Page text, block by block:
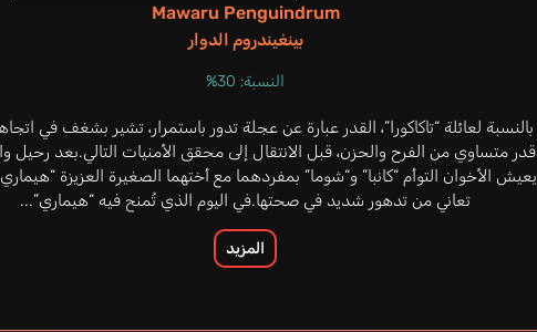
Murase Ayumu
Mawaru Penguindrum
بينغيندروم الدوار
النسبة: 30%
بالنسبة لعائلة “تاكاكورا”، القدر عبارة عن عجلة تدور باستمرار، تشير بشغف في
قدر متساوي من الفرح والحزن، قبل الانتقال إلى محقق الأمنيات التالي.بعد رحيل
يعيش الأخوان التوأم “كانبا” و“شوما” بمفردهما مع أختهما الصغيرة العزيزة
تعاني من تدهور شديد في صحتها.في اليوم الذي تُمنح فيه “هيماري”...
المزيد